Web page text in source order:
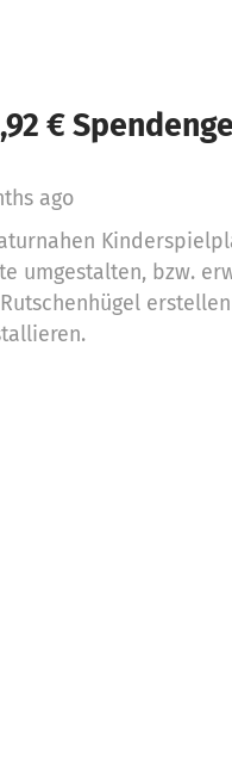
€
ago
umgestalten, bzw.